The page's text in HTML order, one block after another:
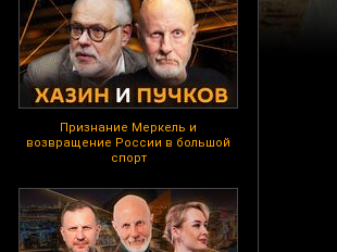
Признание Меркель и
возвращение России в большой
спорт